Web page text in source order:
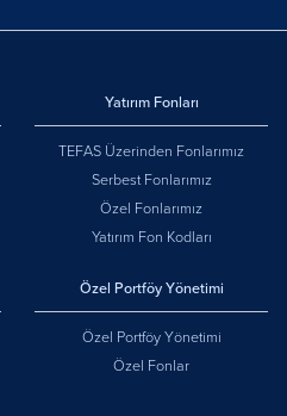
Yatırım Fonları
TEFAS Üzerinden Fonlarımız
Serbest Fonlarımız
Özel Fonlarımız
Yatırım Fon Kodları
Özel Portföy Yönetimi
Özel Portföy Yönetimi
Özel Fonlar